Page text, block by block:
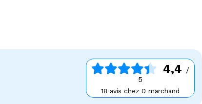
4,4 /
5
18 avis chez 0 marchand